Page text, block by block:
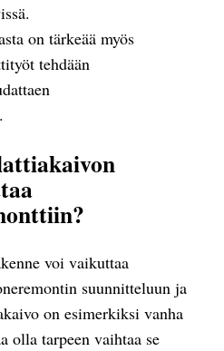
on tärkeää myös
tehdään
voi vaikuttaa
suunnitteluun ja
on esimerkiksi vanha
olla tarpeen vaihtaa se